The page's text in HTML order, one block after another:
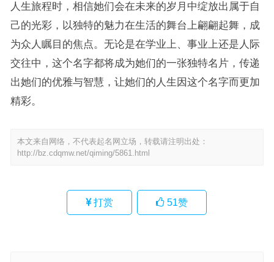
人生旅程时，相信她们会在未来的岁月中绽放出属于自
己的光彩，以独特的魅力在生活的舞台上翩翩起舞，成
为众人瞩目的焦点。无论是在学业上、事业上还是人际
交往中，这个名字都将成为她们的一张独特名片，传递
出她们的优雅与智慧，让她们的人生因这个名字而更加
精彩。
本文来自网络，不代表起名网立场，转载请注明出处：
http://bz.cdqmw.net/qiming/5861.html
打赏 51赞